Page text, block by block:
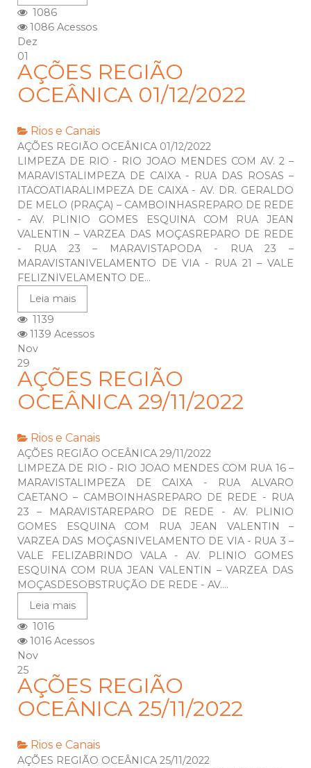
1086
1086 Acessos
Dez
01
AÇÕES REGIÃO
OCEÂNICA 01/12/2022
Rios e Canais
AÇÕES REGIÃO OCEÂNICA 01/12/2022
LIMPEZA DE RIO - RIO JOAO MENDES COM AV. 2 –
MARAVISTALIMPEZA DE CAIXA - RUA DAS ROSAS –
ITACOATIARALIMPEZA DE CAIXA - AV. DR. GERALDO
DE MELO (PRAÇA) – CAMBOINHASREPARO DE REDE
- AV. PLINIO GOMES ESQUINA COM RUA JEAN
VALENTIN – VARZEA DAS MOÇASREPARO DE REDE
- RUA 23 – MARAVISTAPODA - RUA 23 –
MARAVISTANIVELAMENTO DE VIA - RUA 21 – VALE
FELIZNIVELAMENTO DE...
Leia mais
1139
1139 Acessos
Nov
29
AÇÕES REGIÃO
OCEÂNICA 29/11/2022
Rios e Canais
AÇÕES REGIÃO OCEÂNICA 29/11/2022
LIMPEZA DE RIO - RIO JOAO MENDES COM RUA 16 –
MARAVISTALIMPEZA DE CAIXA - RUA ALVARO
CAETANO – CAMBOINHASREPARO DE REDE - RUA
23 – MARAVISTAREPARO DE REDE - AV. PLINIO
GOMES ESQUINA COM RUA JEAN VALENTIN –
VARZEA DAS MOÇASNIVELAMENTO DE VIA - RUA 3 –
VALE FELIZABRINDO VALA - AV. PLINIO GOMES
ESQUINA COM RUA JEAN VALENTIN – VARZEA DAS
MOÇASDESOBSTRUÇÃO DE REDE - AV....
Leia mais
1016
1016 Acessos
Nov
25
AÇÕES REGIÃO
OCEÂNICA 25/11/2022
Rios e Canais
AÇÕES REGIÃO OCEÂNICA 25/11/2022